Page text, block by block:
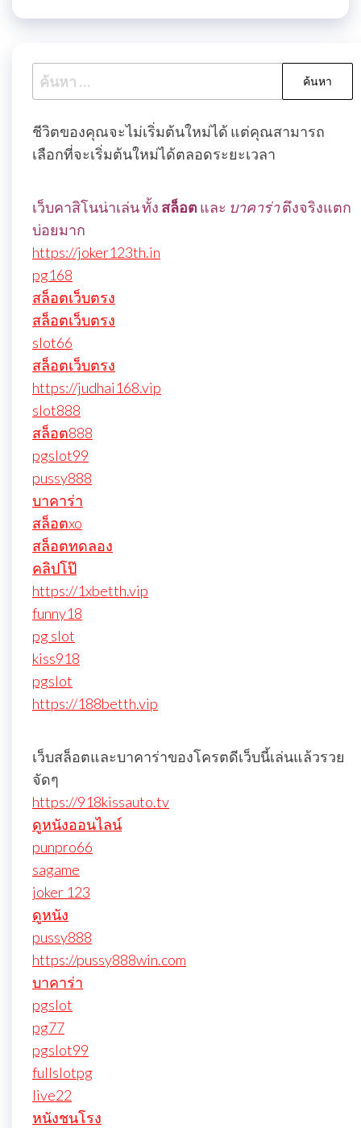
ค้นหา
สำหรับ:
ชีวิตของคุณจะไม่เริ่มต้นใหม่ได้ แต่คุณสามารถ
เลือกที่จะเริ่มต้นใหม่ได้ตลอดระยะเวลา
เว็บคาสิโนน่าเล่น ทั้ง สล็อตและ บาคาร่าตึงจริงแตก
บ่อยมาก
https://joker123th.in
pg168
สล็อตเว็บตรง
สล็อตเว็บตรง
slot66
สล็อตเว็บตรง
https://judhai168.vip
slot888
สล็อต888
pgslot99
pussy888
บาคาร่า
สล็อตxo
สล็อตทดลอง
คลิปโป๊
https://1xbetth.vip
funny18
pg slot
kiss918
pgslot
https://188betth.vip
เว็บสล็อตและบาคาร่าของโครตดีเว็บนี้เล่นแล้วรวย
จัดๆ
https://918kissauto.tv
ดูหนังออนไลน์
punpro66
sagame
joker 123
ดูหนัง
pussy888
https://pussy888win.com
บาคาร่า
pgslot
pg77
pgslot99
fullslotpg
live22
หนังชนโรง